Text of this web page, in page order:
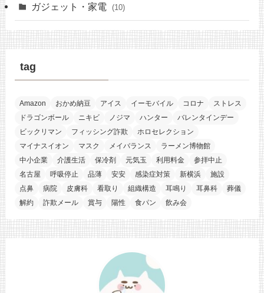
ガジェット・家電 (10)
tag
Amazon おかめ納豆 アイス イーモバイル コロナ
ストレス
ドラゴンボール
ニキビ ノジマ ハンター
バレンタインデー
ビックリマン
フィッシング詐欺
ホロセレクション
マイナスイオン
マスク メイバランス
ラーメン博物館
中小企業
介護生活 保冷剤 元気玉 利用料金
参拝中止
名古屋
呼吸停止 品薄 安安 感染症対策 新横浜
施設
点鼻
病院 皮膚科 看取り 組織構造 耳鳴り 耳鼻科
葬儀
解約
詐欺メール 賞与 陽性 食パン 飲み会